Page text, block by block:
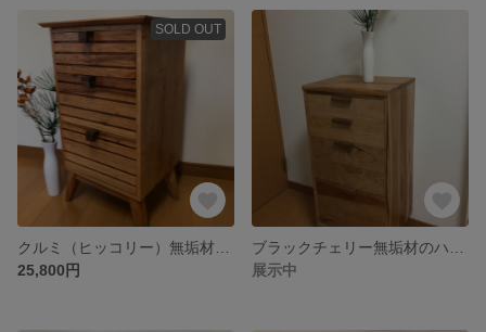
SOLD OUT
25,800円
展示中